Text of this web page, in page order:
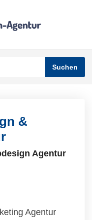
&
Agentur
Agentur